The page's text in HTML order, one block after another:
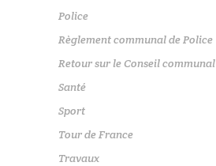
Police
Règlement communal de Police
Retour sur le Conseil communal
Santé
Sport
Tour de France
Travaux